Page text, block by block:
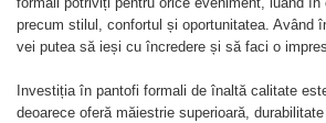
CASUAL
ELEGANT
precum stilul, confortul și oportunitatea. Având
vei putea să ieși cu încredere și să faci o
Investiția în pantofi formali de înaltă calitate
deoarece oferă măiestrie superioară,